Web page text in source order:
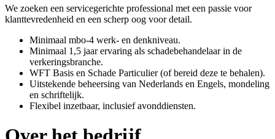
We zoeken een servicegerichte professional met een passie voor
klanttevredenheid en een scherp oog voor detail.
Minimaal mbo-4 werk- en denkniveau.
Minimaal 1,5 jaar ervaring als schadebehandelaar in de
verkeringsbranche.
WFT Basis en Schade Particulier (of bereid deze te behalen).
Uitstekende beheersing van Nederlands en Engels, mondeling
en schriftelijk.
Flexibel inzetbaar, inclusief avonddiensten.